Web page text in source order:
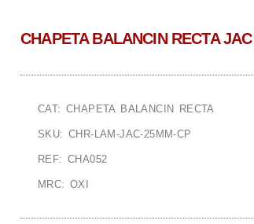
CHAPETA BALANCIN RECTA
CAT: CHAPETA BALANCIN RECTA
SKU: CHR-LAM-JAC-25MM-CP
REF: CHA052
MRC: OXI